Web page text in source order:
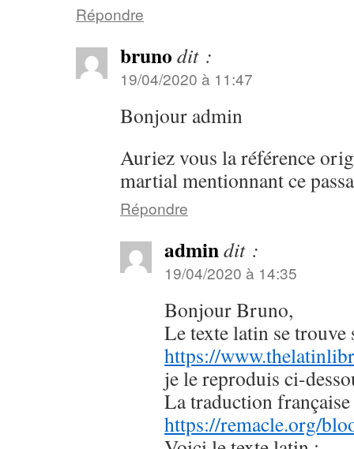
Répondre
bruno dit :
19/04/2020 à 11:47
Bonjour admin
Auriez vous la référence
martial mentionnant ce
Répondre
admindit :
19/04/2020 à 14:35
Bonjour Bruno,
Le texte latin se trouve
https://
je le reproduis ci-
La traduction française
https://remacle.org/